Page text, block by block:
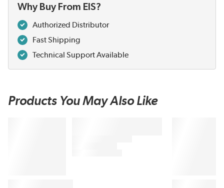
Why Buy From EIS?
Authorized Distributor
Fast Shipping
Technical Support Available
Products You May Also Like